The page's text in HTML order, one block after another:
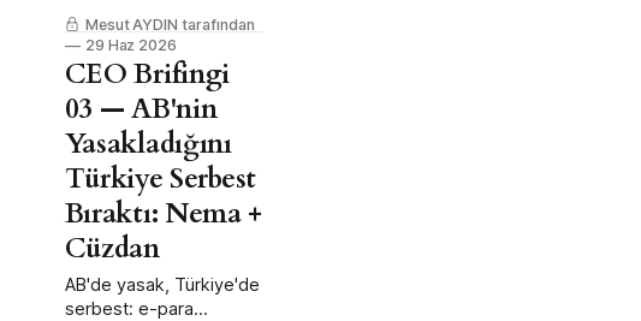
Ocak 2027 son tarihiyle
gelir doğrulama API
pazarı.
Mesut AYDIN tarafından
29 Haz 2026
CEO Brifingi
03 — AB'nin
Yasakladığını
Türkiye Serbest
Bıraktı: Nema +
Cüzdan
AB'de yasak, Türkiye'de
serbest: e-para